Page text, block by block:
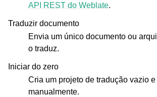
API REST do Weblate.
Traduzir documento
Envia um único documento ou
o traduz.
Iniciar do zero
Cria um projeto de tradução vazio
manualmente.